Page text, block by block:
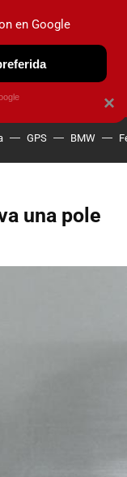
GPS BMW
una pole
×
en Google